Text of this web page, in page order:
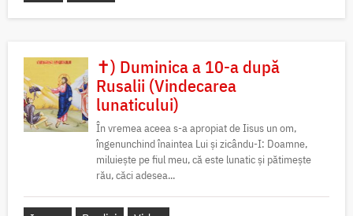
✝) Duminica a 10-a după
Rusalii (Vindecarea
lunaticului)
În vremea aceea s-a apropiat de Iisus un om,
îngenunchind înaintea Lui și zicându-I: Doamne,
miluiește pe fiul meu, că este lunatic și pătimește
rău, căci adesea...